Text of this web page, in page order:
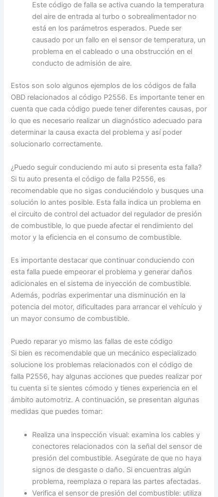
Este código de falla se activa cuando la temperatura
del aire de entrada al turbo o sobrealimentador no
está en los parámetros esperados. Puede ser
causado por un fallo en el sensor de temperatura, un
problema en el cableado o una obstrucción en el
conducto de admisión de aire.
Estos son solo algunos ejemplos de los códigos de falla
OBD relacionados al código P2556. Es importante tener en
cuenta que cada código puede tener diferentes causas, por
lo que es necesario realizar un diagnóstico adecuado para
determinar la causa exacta del problema y así poder
solucionarlo correctamente.
¿Puedo seguir conduciendo mi auto si presenta esta falla?
Si tu auto presenta el código de falla P2556, es
recomendable que no sigas conduciéndolo y busques una
solución lo antes posible. Esta falla indica un problema en
el circuito de control del actuador del regulador de presión
de combustible, lo que puede afectar el rendimiento del
motor y la eficiencia en el consumo de combustible.
Es importante destacar que continuar conduciendo con
esta falla puede empeorar el problema y generar daños
adicionales en el sistema de inyección de combustible.
Además, podrías experimentar una disminución en la
potencia del motor, dificultades para arrancar el vehículo y
un mayor consumo de combustible.
Puedo reparar yo mismo las fallas de este código
Si bien es recomendable que un mecánico especializado
solucione los problemas relacionados con el código de
falla P2556, hay algunas acciones que puedes realizar por
tu cuenta si te sientes cómodo y tienes experiencia en el
ámbito automotriz. A continuación, se presentan algunas
medidas que puedes tomar:
Realiza una inspección visual: examina los cables y
conectores relacionados con la señal del sensor de
presión del combustible. Asegúrate de que no haya
signos de desgaste o daño. Si encuentras algún
problema, reemplaza o repara las partes afectadas.
Verifica el sensor de presión del combustible: utiliza